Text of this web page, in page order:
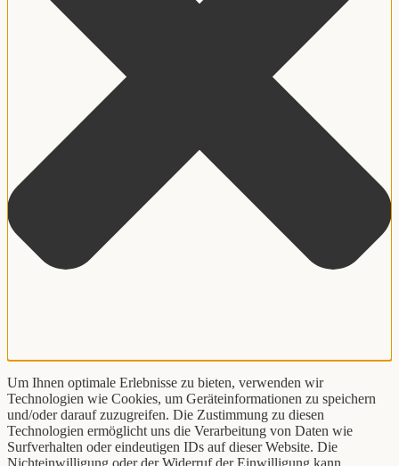
Um Ihnen optimale Erlebnisse zu bieten, verwenden wir
Technologien wie Cookies, um Geräteinformationen zu speichern
und/oder darauf zuzugreifen. Die Zustimmung zu diesen
Technologien ermöglicht uns die Verarbeitung von Daten wie
Surfverhalten oder eindeutigen IDs auf dieser Website. Die